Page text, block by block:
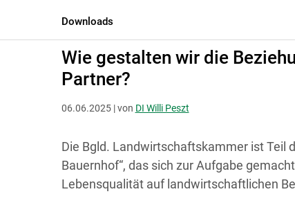
Downloads
LK Burgenland
Wie gestalten wir die
Partner?
06.06.2025 | von DI Willi Peszt
Die Bgld. Landwirtschaftskammer ist Teil
Bauernhof“, das sich zur Aufgabe
Lebensqualität auf landwirtschaftlichen